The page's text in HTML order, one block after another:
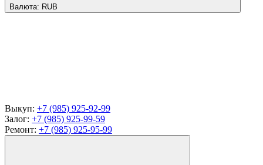
Валюта: RUB
Выкуп: +7 (985) 925-92-99
Залог: +7 (985) 925-99-59
Ремонт: +7 (985) 925-95-99